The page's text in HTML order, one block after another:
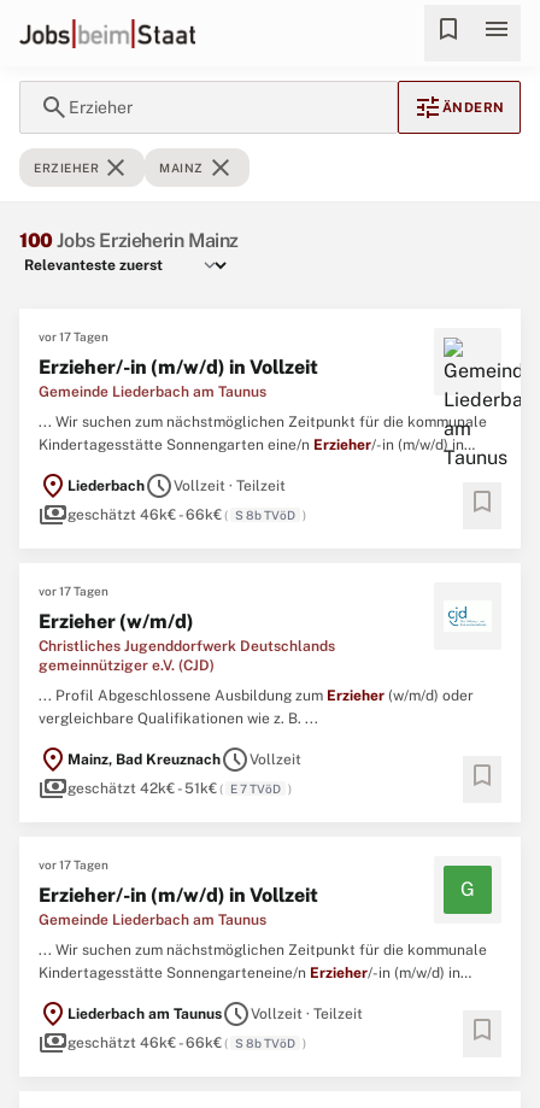
bookmark menu
search Erzieher tune ÄNDERN
ERZIEHER close MAINZ close
100Jobs Erzieherin Mainz
vor 17 Tagen
Erzieher/-in (m/w/d) in Vollzeit
Gemeinde Liederbach am Taunus
... Wir suchen zum nächstmöglichen Zeitpunkt für die kommunale
Kindertagesstätte Sonnengarten eine/n Erzieher/-in (m/w/d) in
Vollzeit unbefristet Ihre Aufgaben: Betreuung und Förderung der
Kinder Unterstützung der ganzheitlichen Entwicklung der Kinder
Planung und Durchführung von pädagogischen Angeboten ...
location_on LiederbachscheduleVollzeit · Teilzeit
paymentsgeschätzt 46k€ - 66k€( S 8b TVöD ) bookmark
vor 17 Tagen
Erzieher (w/m/d)
Christliches Jugenddorfwerk Deutschlands
gemeinnütziger e.V. (CJD)
... Profil Abgeschlossene Ausbildung zum Erzieher (w/m/d) oder
vergleichbare Qualifikationen wie z. B. ...
location_on Mainz, Bad KreuznachscheduleVollzeit
paymentsgeschätzt 42k€ - 51k€( E 7 TVöD ) bookmark
vor 17 Tagen
Erzieher/-in (m/w/d) in Vollzeit
Gemeinde Liederbach am Taunus
G
... Wir suchen zum nächstmöglichen Zeitpunkt für die kommunale
Kindertagesstätte Sonnengarteneine/n Erzieher/-in (m/w/d) in
Kinder Unterstützung der ganzheitlichen Entwicklung der Kinder
Planung und Durchführung von pädagogischen Angeboten ...
location_on Liederbach am TaunusscheduleVollzeit · Teilzeit
paymentsgeschätzt 46k€ - 66k€( S 8b TVöD ) bookmark